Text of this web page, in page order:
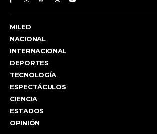
MILED
NACIONAL
INTERNACIONAL
DEPORTES
TECNOLOGÍA
ESPECTÁCULOS
CIENCIA
ESTADOS
OPINIÓN